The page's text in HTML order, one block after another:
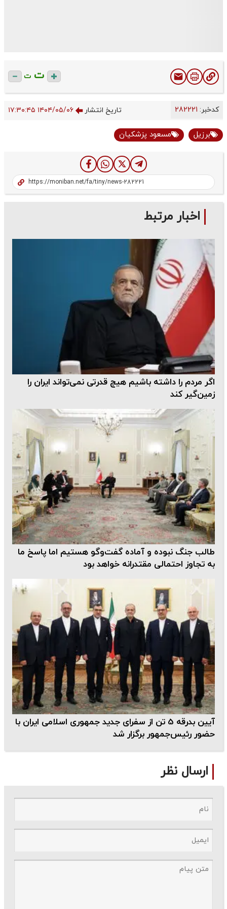
ت ت
کدخبر: تاریخ انتشار ۱۴۰۴/۰۵/۰۶ ۱۷:۳۰:۴۵
برزیل مسعود پزشکیان
اخبار مرتبط
اگر مردم را داشته باشیم هیچ قدرتی نمی‌تواند ایران را
زمین‌گیر کند
طالب جنگ نبوده و آماده گفت‌وگو هستیم اما پاسخ ما
به تجاوز احتمالی مقتدرانه خواهد بود
آیین بدرقه 5 تن از سفرای جدید جمهوری اسلامی ایران با
حضور رئیس‌جمهور برگزار شد
ارسال نظر